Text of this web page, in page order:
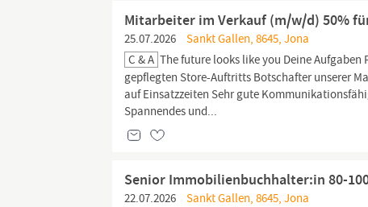
Mitarbeiter im Verkauf (m/w/d) 50%
25.07.2026
Sankt Gallen, 8645, Jona
C & A The future looks like you Deine
gepflegten Store-Auftritts Botschafter unserer
auf Einsatzzeiten Sehr gute
Spannendes und...
Senior Immobilienbuchhalter:in 80-
22.07.2026
Sankt Gallen, 8645, Jona